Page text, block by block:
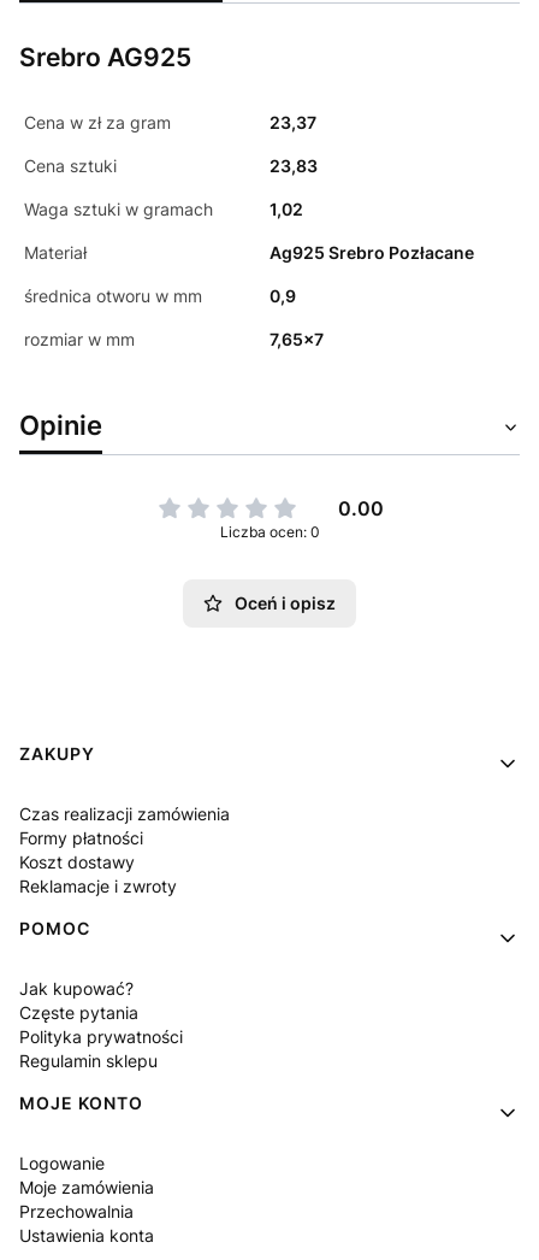
Srebro AG925
Cena w zł za gram 23,37
Cena sztuki 23,83
Waga sztuki w gramach 1,02
Materiał Ag925 Srebro Pozłacane
średnica otworu w mm 0,9
rozmiar w mm 7,65x7
Opinie
0.00
Liczba ocen: 0
Oceń i opisz
Linki w stopce
ZAKUPY
Czas realizacji zamówienia
Formy płatności
Koszt dostawy
Reklamacje i zwroty
POMOC
Jak kupować?
Częste pytania
Polityka prywatności
Regulamin sklepu
MOJE KONTO
Logowanie
Moje zamówienia
Przechowalnia
Ustawienia konta